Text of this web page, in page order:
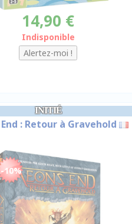
14,90 €
Indisponible
INITIÉ
: Retour à Gravehold
-10%